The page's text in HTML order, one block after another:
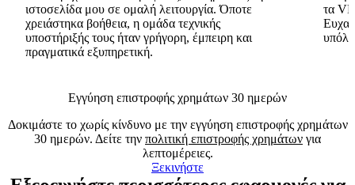
ιστοσελίδα μου σε ομαλή λειτουργία. Όποτε
χρειάστηκα βοήθεια, η ομάδα τεχνικής
υποστήριξής τους ήταν γρήγορη, έμπειρη και
πραγματικά εξυπηρετική.
τα
Εγγύηση επιστροφής χρημάτων 30 ημερών
Δοκιμάστε το χωρίς κίνδυνο με την εγγύηση επιστροφής χρημάτων
30 ημερών. Δείτε την πολιτική επιστροφής χρημάτων για
λεπτομέρειες.
Ξεκινήστε